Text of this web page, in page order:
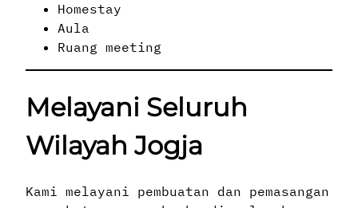
Homestay
Aula
Ruang meeting
Melayani Seluruh
Wilayah Jogja
Kami melayani pembuatan dan pemasangan